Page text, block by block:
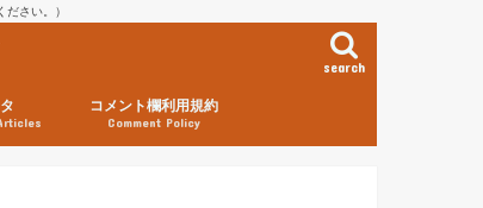
さい。）
search
コメント欄利用規約
Comment Policy